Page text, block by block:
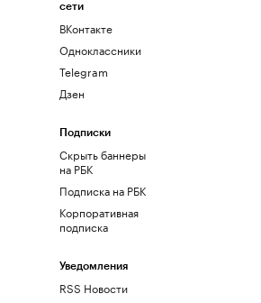
сети
ВКонтакте
Одноклассники
Telegram
Дзен
Подписки
Скрыть баннеры
на РБК
Подписка на РБК
Корпоративная
подписка
Уведомления
RSS Новости